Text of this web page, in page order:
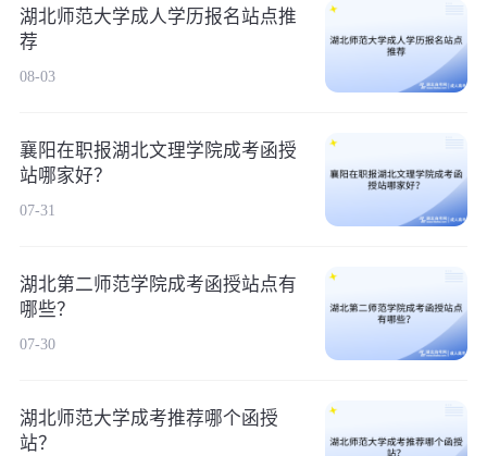
湖北师范大学成人学历报名站点推
荐
08-03
襄阳在职报湖北文理学院成考函授
站哪家好？
07-31
湖北第二师范学院成考函授站点有
哪些？
07-30
湖北师范大学成考推荐哪个函授
站？